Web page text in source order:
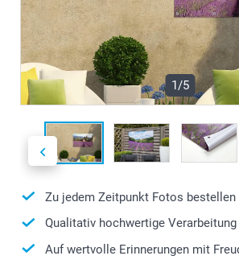
1/5
Zu jedem Zeitpunkt Fotos bestellen
Qualitativ hochwertige Verarbeitung
Auf wertvolle Erinnerungen mit